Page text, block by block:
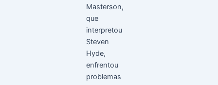
Masterson,
que
interpretou
Steven
Hyde,
enfrentou
problemas